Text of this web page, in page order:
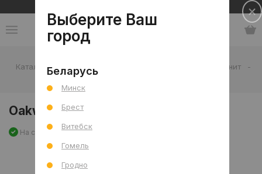
Каталог - Керамогранит
-
Oakwood Pearl Mat 25x150 R
Oakwood Pearl Mat 25x150 R
На складе Артикул: 0000027318
Выберите Ваш
город
Беларусь
Минск
Брест
Витебск
Гомель
Гродно